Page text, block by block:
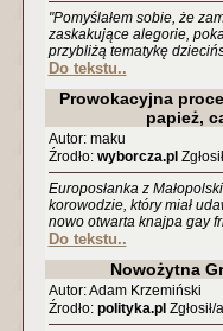
"Pomyślałem sobie, że
zaskakujące alegorie,
przybliżą tematykę
Do tekstu..
Prowokacyjna
papież,
Autor: maku
Źrodło: wyborcza.pl
Europosłanka z
korowodzie, który miał
nowo otwarta knajpa gay
Do tekstu..
Nowożytna
Autor: Adam Krzemiński
Źrodło: polityka.pl Zgłosił/